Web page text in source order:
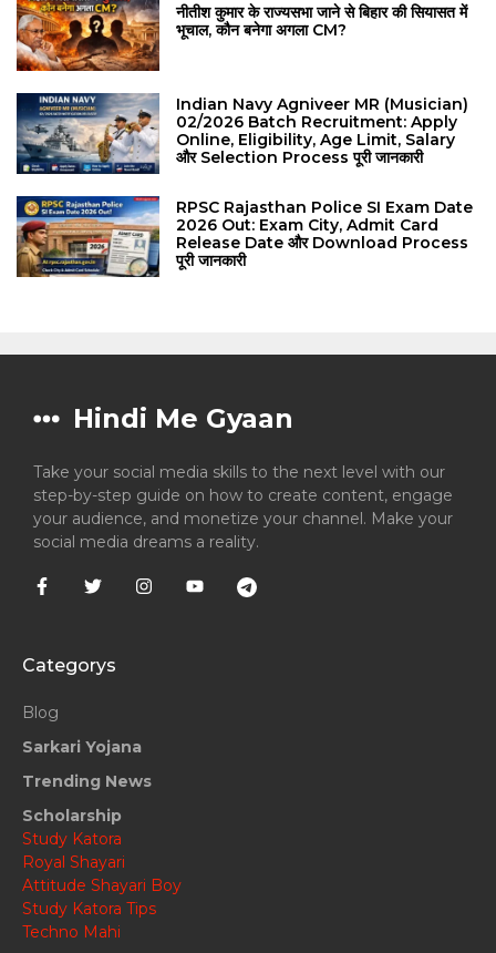
नीतीश कुमार के राज्यसभा जाने से बिहार की सियासत में
भूचाल, कौन बनेगा अगला CM?
Indian Navy Agniveer MR (Musician)
02/2026 Batch Recruitment: Apply
Online, Eligibility, Age Limit, Salary
और Selection Process पूरी जानकारी
RPSC Rajasthan Police SI Exam Date
2026 Out: Exam City, Admit Card
Release Date और Download Process
पूरी जानकारी
Hindi Me Gyaan
Take your social media skills to the next level with our
step-by-step guide on how to create content, engage
your audience, and monetize your channel. Make your
social media dreams a reality.
Categorys
Blog
Sarkari Yojana
Trending News
Scholarship
Study Katora
Royal Shayari
Attitude Shayari Boy
Study Katora Tips
Techno Mahi